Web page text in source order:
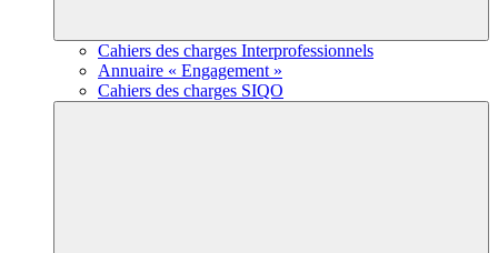
Cahiers des charges Interprofessionnels
Annuaire « Engagement »
Cahiers des charges SIQO